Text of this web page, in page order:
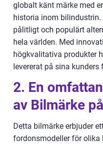
globalt känt märke med
historia inom
pålitligt och populärt
hela världen. Med
högkvalitativa produkter
levererat på sina kunders
2. En
av Bilmärke
Detta bilmärke erbjuder
fordonsmodeller för olika